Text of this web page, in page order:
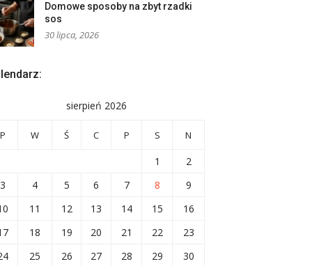
Domowe sposoby na zbyt rzadki
sos
30 lipca, 2026
sierpień 2026
P W Ś C P S N
1
2
3
4 5 6 7 8
9
11 12 13 14 15
16
18 19 20 21 22
23
25 26 27 28 29
30